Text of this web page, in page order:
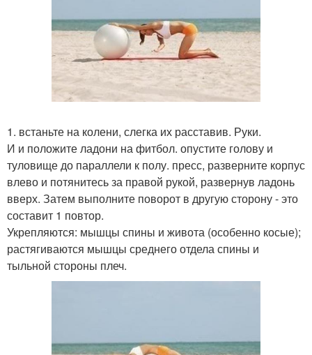
1. встаньте на колени, слегка их расставив. Руки.
И и положите ладони на фитбол. опустите голову и
туловище до параллели к полу. пресс, разверните корпус
влево и потянитесь за правой рукой, развернув ладонь
вверх. Затем выполните поворот в другую сторону - это
составит 1 повтор.
Укрепляются: мышцы спины и живота (особенно косые);
растягиваются мышцы среднего отдела спины и
тыльной стороны плеч.